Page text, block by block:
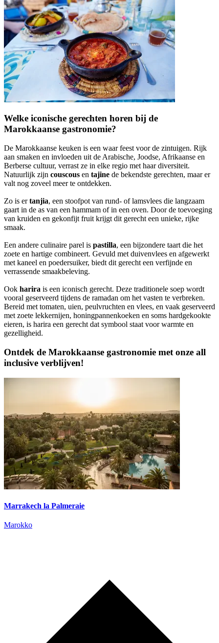
Welke iconische gerechten horen bij de
Marokkaanse gastronomie?
De Marokkaanse keuken is een waar feest voor de zintuigen. Rijk
aan smaken en invloeden uit de Arabische, Joodse, Afrikaanse en
Berberse cultuur, verrast ze in elke regio met haar diversiteit.
Natuurlijk zijn couscous en tajine de bekendste gerechten, maar er
valt nog zoveel meer te ontdekken.
Zo is ertanjia, een stoofpot van rund- of lamsvlees die langzaam
gaart in de as van een hammam of in een oven. Door de toevoeging
van kruiden en gekonfijt fruit krijgt dit gerecht een unieke, rijke
smaak.
Een andere culinaire parel is pastilla, een bijzondere taart die het
zoete en hartige combineert. Gevuld met duivenvlees en afgewerkt
met kaneel en poedersuiker, biedt dit gerecht een verfijnde en
verrassende smaakbeleving.
Ook harira is een iconisch gerecht. Deze traditionele soep wordt
vooral geserveerd tijdens de ramadan om het vasten te verbreken.
Bereid met tomaten, uien, peulvruchten en vlees, en vaak geserveerd
met zoete lekkernijen, honingpannenkoeken en soms hardgekookte
eieren, is harira een gerecht dat symbool staat voor warmte en
gezelligheid.
Ontdek de Marokkaanse gastronomie met onze all
inclusive verblijven!
Marrakech la Palmeraie
Marokko